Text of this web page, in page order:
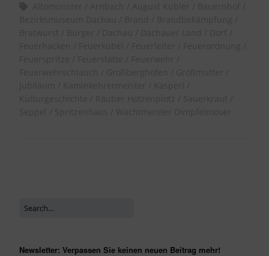
Newsletter: Verpassen Sie keinen neuen Beitrag mehr!